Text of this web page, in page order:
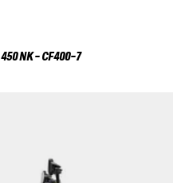
450 NK - CF400-7